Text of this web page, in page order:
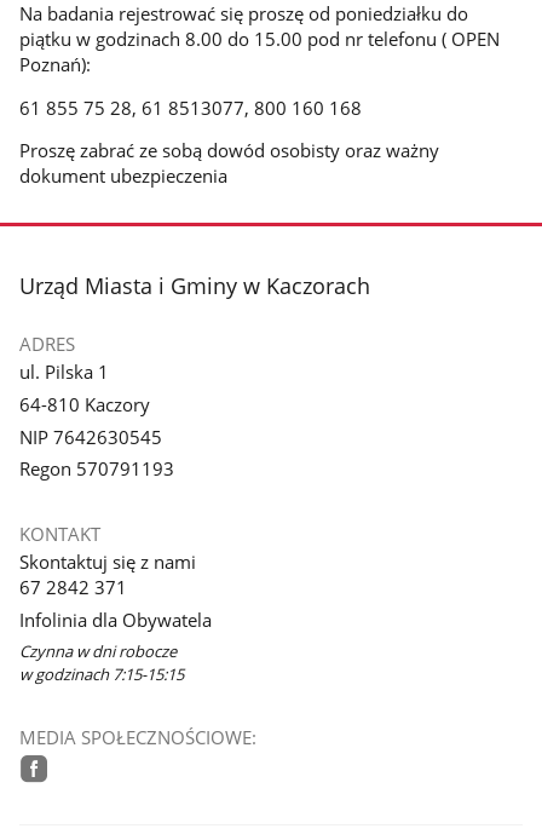
Na badania rejestrować się proszę od poniedziałku do
piątku w godzinach 8.00 do 15.00 pod nr telefonu ( OPEN
Poznań):
61 855 75 28, 61 8513077, 800 160 168
Proszę zabrać ze sobą dowód osobisty oraz ważny
dokument ubezpieczenia
stopka
Urząd Miasta i Gminy w Kaczorach
ADRES
ul. Pilska 1
64-810 Kaczory
NIP 7642630545
Regon 570791193
KONTAKT
Skontaktuj się z nami
67 2842 371
Infolinia dla Obywatela
Czynna w dni robocze
w godzinach 7:15-15:15
MEDIA SPOŁECZNOŚCIOWE: